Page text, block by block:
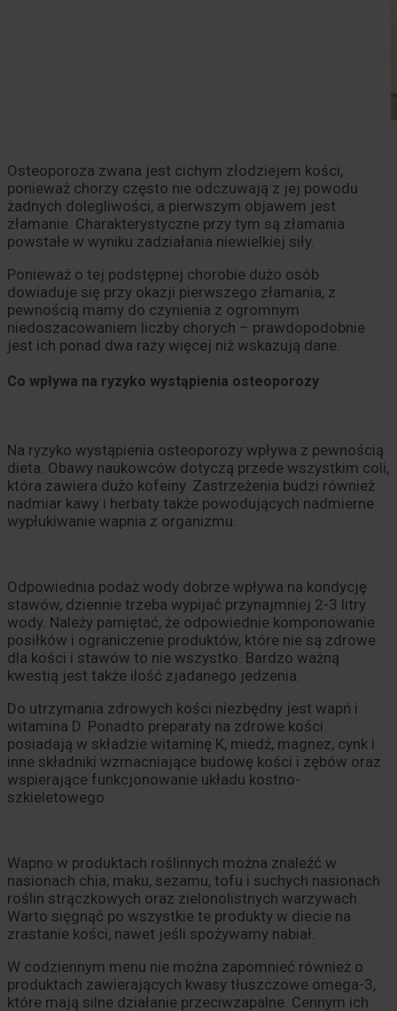
Osteoporoza zwana jest cichym złodziejem kości,
ponieważ chorzy często nie odczuwają z jej powodu
żadnych dolegliwości, a pierwszym objawem jest
złamanie. Charakterystyczne przy tym są złamania
powstałe w wyniku zadziałania niewielkiej siły.
Ponieważ o tej podstępnej chorobie dużo osób
dowiaduje się przy okazji pierwszego złamania, z
pewnością mamy do czynienia z ogromnym
niedoszacowaniem liczby chorych – prawdopodobnie
jest ich ponad dwa razy więcej niż wskazują dane.
Co wpływa na ryzyko wystąpienia osteoporozy
Na ryzyko wystąpienia osteoporozy wpływa z pewnością
dieta. Obawy naukowców dotyczą przede wszystkim coli,
która zawiera dużo kofeiny. Zastrzeżenia budzi również
nadmiar kawy i herbaty także powodujących nadmierne
wypłukiwanie wapnia z organizmu.
Odpowiednia podaż wody dobrze wpływa na kondycję
stawów, dziennie trzeba wypijać przynajmniej 2-3 litry
wody. Należy pamiętać, że odpowiednie komponowanie
posiłków i ograniczenie produktów, które nie są zdrowe
dla kości i stawów to nie wszystko. Bardzo ważną
kwestią jest także ilość zjadanego jedzenia.
Do utrzymania zdrowych kości niezbędny jest wapń i
witamina D. Ponadto preparaty na zdrowe kości
posiadają w składzie witaminę K, miedź, magnez, cynk i
inne składniki wzmacniające budowę kości i zębów oraz
wspierające funkcjonowanie układu kostno-
szkieletowego.
Wapno w produktach roślinnych można znaleźć w
nasionach chia, maku, sezamu, tofu i suchych nasionach
roślin strączkowych oraz zielonolistnych warzywach.
Warto sięgnąć po wszystkie te produkty w diecie na
zrastanie kości, nawet jeśli spożywamy nabiał.
W codziennym menu nie można zapomnieć również o
produktach zawierających kwasy tłuszczowe omega-3,
które mają silne działanie przeciwzapalne. Cennym ich